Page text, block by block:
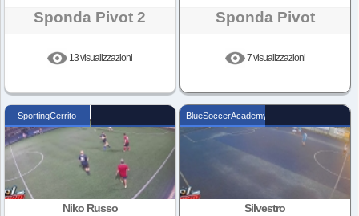
Sponda Pivot 2
13 visualizzazioni
Sponda Pivot
7 visualizzazioni
SportingCerrito
Niko Russo
BlueSoccerAcademy
Silvestro